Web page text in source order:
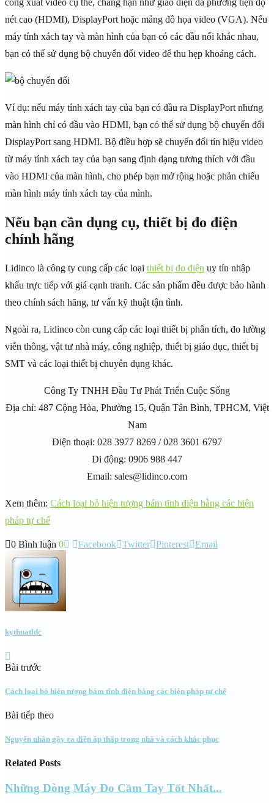
cổng xuất video cụ thể, chẳng hạn như giao diện đa phương tiện độ
nét cao (HDMI), DisplayPort hoặc mảng đồ họa video (VGA). Nếu
máy tính xách tay và màn hình của bạn có các đầu nối khác nhau,
bạn có thể sử dụng bộ chuyển đổi video để thu hẹp khoảng cách.
Ví dụ: nếu máy tính xách tay của bạn có đầu ra DisplayPort nhưng
màn hình chỉ có đầu vào HDMI, bạn có thể sử dụng bộ chuyển đổi
DisplayPort sang HDMI. Bộ điều hợp sẽ chuyển đổi tín hiệu video
từ máy tính xách tay của bạn sang định dạng tương thích với đầu
vào HDMI của màn hình, cho phép bạn mở rộng hoặc phản chiếu
màn hình máy tính xách tay của mình.
Nếu bạn cần dụng cụ, thiết bị đo điện
chính hãng
Lidinco là công ty cung cấp các loại thiết bị đo điện uy tín nhập
khẩu trực tiếp với giá cạnh tranh. Các sản phẩm đều được bảo hành
theo chính sách hãng, tư vấn kỹ thuật tận tình.
Ngoài ra, Lidinco còn cung cấp các loại thiết bị phân tích, đo lường
viễn thông, vật tư nhà máy, công nghiệp, thiết bị giáo dục, thiết bị
SMT và các loại thiết bị chuyên dụng khác.
Công Ty TNHH Đầu Tư Phát Triển Cuộc Sống
Địa chỉ: 487 Cộng Hòa, Phường 15, Quận Tân Bình, TPHCM, Việt
Nam
Điện thoại: 028 3977 8269 / 028 3601 6797
Di động: 0906 988 447
Email: sales@lidinco.com
Xem thêm: Cách loại bỏ hiện tượng bám tĩnh điện bằng các biện
pháp tự chế
0 Bình luận 0 Facebook Twitter Pinterest Email
kythuatldc
Bài trước
Cách loại bỏ hiện tượng bám tĩnh điện bằng các biện pháp tự chế
Bài tiếp theo
Nguyên nhân gây ra điện áp thấp trong nhà và cách khắc phục
Related Posts
Những Dòng Máy Đo Cầm Tay Tốt Nhất...